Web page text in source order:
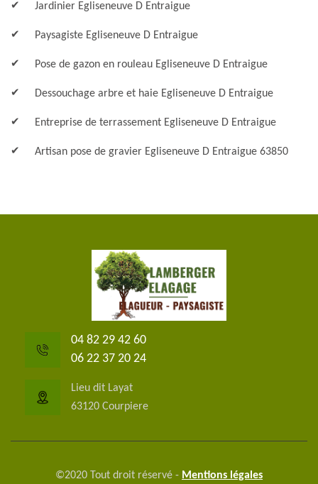
Jardinier Egliseneuve D Entraigue
Paysagiste Egliseneuve D Entraigue
Pose de gazon en rouleau Egliseneuve D Entraigue
Dessouchage arbre et haie Egliseneuve D Entraigue
Entreprise de terrassement Egliseneuve D Entraigue
Artisan pose de gravier Egliseneuve D Entraigue 63850
04 82 29 42 60
06 22 37 20 24
Lieu dit Layat
63120 Courpiere
©2020 Tout droit réservé - Mentions légales